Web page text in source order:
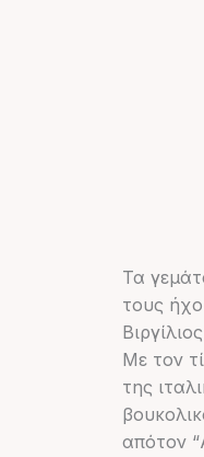
Τα
τους
Με τον
της
απότον